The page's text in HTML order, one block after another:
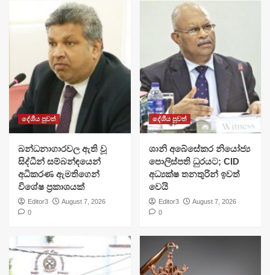
දේශීය පුවත්
බන්ධනාගාරවල ඇති වූ
සිද්ධීන් සම්බන්ඳයෙන්
අධිකරණ ඇමතිගෙන්
විශේෂ ප්‍රකාශයක්
Editor3
August 7, 2026
0
දේශීය පුවත්
ශානි අබේසේකර නියෝජ්‍ය
පොලිස්පති ධුරයට; CID
අධ්‍යක්ෂ තනතුරින් ඉවත්
වෙයි
Editor3
August 7, 2026
0